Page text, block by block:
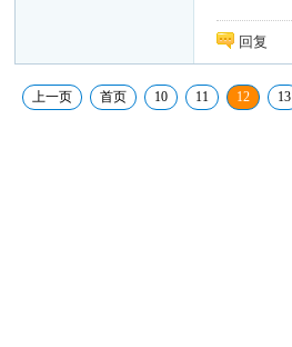
回复
上一页 首页 10 11 12 13